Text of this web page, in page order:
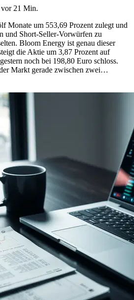
vor 21 Min.
Monate um 553,69 Prozent zulegt und
und Short-Seller-Vorwürfen zu
Bloom Energy ist genau dieser
die Aktie um 3,87 Prozent auf
noch bei 198,80 Euro schloss.
Markt gerade zwischen zwei…